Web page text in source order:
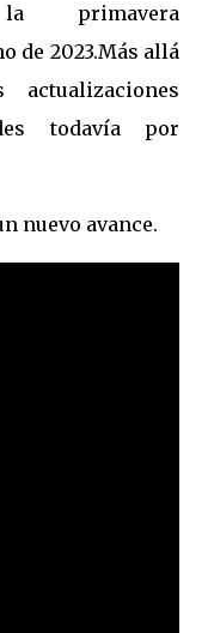
primavera
de 2023.Más allá
todavía por
nuevo avance.